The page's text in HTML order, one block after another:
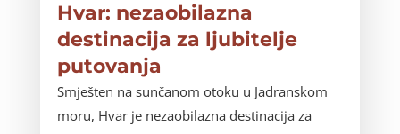
Hvar: nezaobilazna
destinacija za ljubitelje
putovanja
Smješten na sunčanom otoku u Jadranskom
moru, Hvar je nezaobilazna destinacija za